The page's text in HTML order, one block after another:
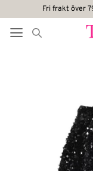
content
Fri frakt över